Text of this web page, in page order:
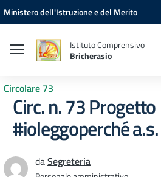
Vai ai contenuti
Vai al menu di navigazione
Vai al footer
Ministero dell'Istruzione e del Merito
Istituto Comprensivo
Bricherasio
Circolare 73
Circ. n. 73 Progetto
#ioleggoperché
daSegreteria